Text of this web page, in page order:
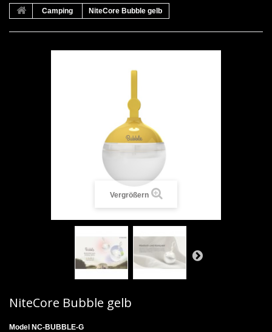
Camping NiteCore Bubble gelb
Vergrößern
NiteCore Bubble gelb
Model NC-BUBBLE-G